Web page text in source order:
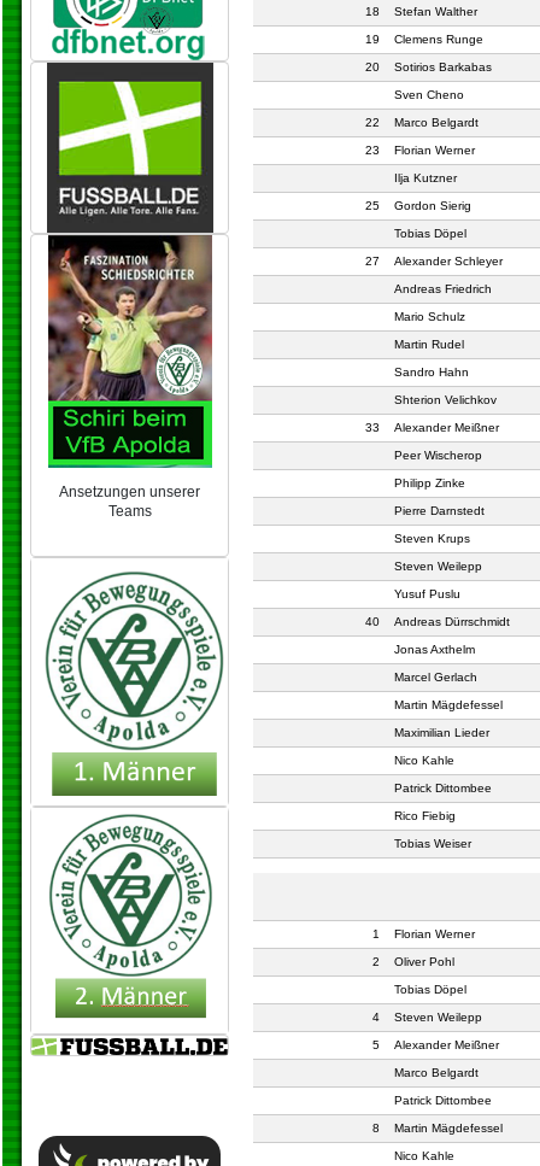
Ansetzungen unserer
Teams
18 Stefan Walther
19 Clemens Runge
20 Sotirios Barkabas
Sven Cheno
22 Marco Belgardt
23 Florian Werner
Ilja Kutzner
25 Gordon Sierig
Tobias Döpel
27 Alexander Schleyer
Andreas Friedrich
Mario Schulz
Martin Rudel
Sandro Hahn
Shterion Velichkov
33 Alexander Meißner
Peer Wischerop
Philipp Zinke
Pierre Darnstedt
Steven Krups
Steven Weilepp
Yusuf Puslu
40 Andreas Dürrschmidt
Jonas Axthelm
Marcel Gerlach
Martin Mägdefessel
Maximilian Lieder
Nico Kahle
Patrick Dittombee
Rico Fiebig
Tobias Weiser
1 Florian Werner
2 Oliver Pohl
Tobias Döpel
4 Steven Weilepp
5 Alexander Meißner
Marco Belgardt
Patrick Dittombee
8 Martin Mägdefessel
Nico Kahle